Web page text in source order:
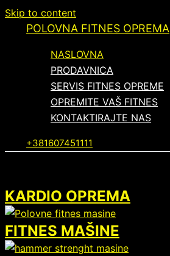
Skip to content
POLOVNA FITNES OPREMA
NASLOVNA
PRODAVNICA
SERVIS FITNES OPREME
OPREMITE VAŠ FITNES
KONTAKTIRAJTE NAS
+381607451111
KARDIO OPREMA
FITNES MAŠINE